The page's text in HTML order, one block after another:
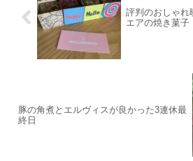
評判のおしゃれ
エアの焼き菓子
豚の角煮とエルヴィスが良かった3連休最
終日